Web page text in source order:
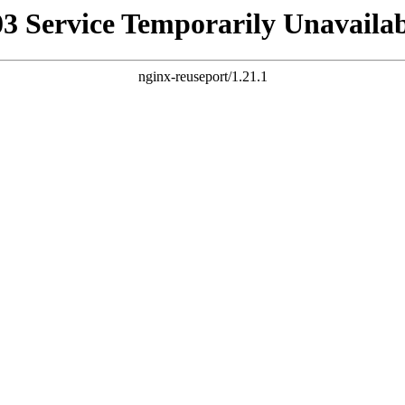
Service Temporarily
nginx-reuseport/1.21.1